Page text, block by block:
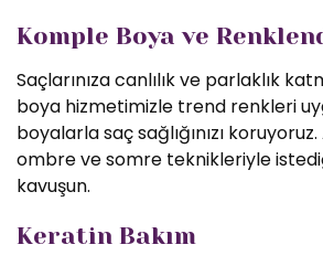
Komple Boya ve
Saçlarınıza canlılık ve parlaklık
boya hizmetimizle trend renkleri
boyalarla saç sağlığınızı
ombre ve somre teknikleriyle
kavuşun.
Keratin Bakım